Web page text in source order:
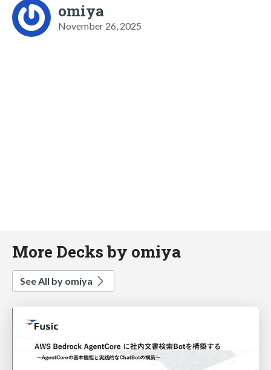
omiya
November 26, 2025
More Decks by omiya
See All by omiya